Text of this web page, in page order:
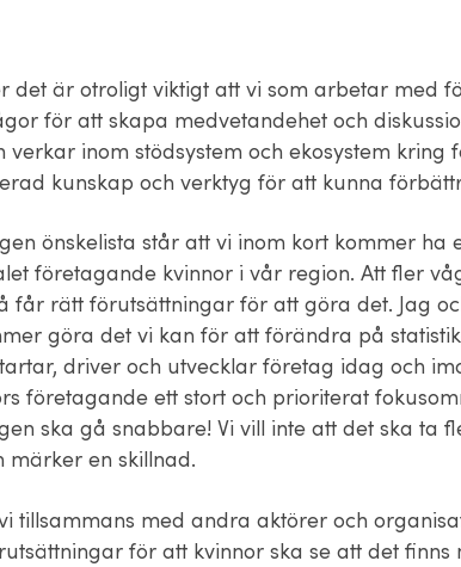
det är otroligt viktigt att vi som arbetar med
för att skapa medvetandehet och
verkar inom stödsystem och ekosystem
kunskap och verktyg för att kunna
önskelista står att vi inom kort kommer ha
företagande kvinnor i vår region. Att fler
får rätt förutsättningar för att göra det. Jag
göra det vi kan för att förändra på
driver och utvecklar företag idag och
företagande ett stort och prioriterat
ska gå snabbare! Vi vill inte att det ska ta
märker en skillnad.
tillsammans med andra aktörer och
för att kvinnor ska se att det finns